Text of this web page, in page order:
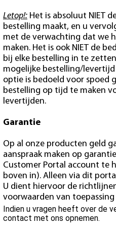
Letop!: Het is absoluut NIET
bestelling maakt, en u
met de verwachting dat we
maken. Het is ook NIET de
bij elke bestelling in te
mogelijke bestelling/
optie is bedoeld voor spoed
bestelling op tijd te maken
levertijden.
Garantie
Op al onze producten geld
aanspraak maken op
Customer Portal account te
boven in). Alleen via dit
U dient hiervoor de
voorwaarden van
Indien u vragen heeft over de
contact met ons opnemen.